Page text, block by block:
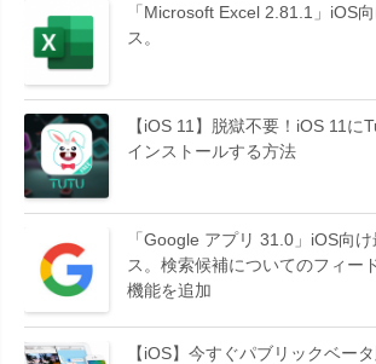
「Microsoft Excel 2.81.1」iOS
ス。
【iOS 11】脱獄不要！iOS 11に
インストールする方法
「Google アプリ 31.0」iOS向
ス。検索候補についてのフィー
機能を追加
【iOS】今すぐパブリックベー